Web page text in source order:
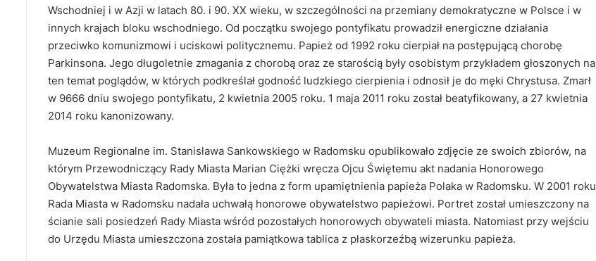
Wschodniej i w Azji w latach 80. i 90. XX wieku, w szczególności na przemiany demokratyczne w Polsce i w
innych krajach bloku wschodniego. Od początku swojego pontyfikatu prowadził energiczne działania
przeciwko komunizmowi i uciskowi politycznemu. Papież od 1992 roku cierpiał na postępującą chorobę
Parkinsona. Jego długoletnie zmagania z chorobą oraz ze starością były osobistym przykładem głoszonych na
ten temat poglądów, w których podkreślał godność ludzkiego cierpienia i odnosił je do męki Chrystusa. Zmarł
w 9666 dniu swojego pontyfikatu, 2 kwietnia 2005 roku. 1 maja 2011 roku został beatyfikowany, a 27 kwietnia
2014 roku kanonizowany.
Muzeum Regionalne im. Stanisława Sankowskiego w Radomsku opublikowało zdjęcie ze swoich zbiorów, na
którym Przewodniczący Rady Miasta Marian Ciężki wręcza Ojcu Świętemu akt nadania Honorowego
Obywatelstwa Miasta Radomska. Była to jedna z form upamiętnienia papieża Polaka w Radomsku. W 2001 roku
Rada Miasta w Radomsku nadała uchwałą honorowe obywatelstwo papieżowi. Portret został umieszczony na
ścianie sali posiedzeń Rady Miasta wśród pozostałych honorowych obywateli miasta. Natomiast przy wejściu
do Urzędu Miasta umieszczona została pamiątkowa tablica z płaskorzeźbą wizerunku papieża.